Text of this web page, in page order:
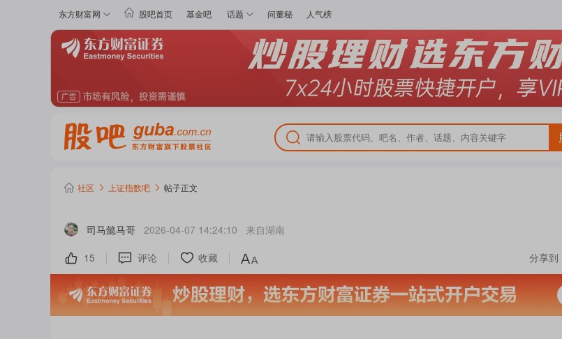
东方财富网 股吧首页 基金吧 话题 问董秘 人气榜
社区 上证指数吧 帖子正文
司马懿马哥 2026-04-07 14:24:10 来自湖南
15
评论 收藏 分享到